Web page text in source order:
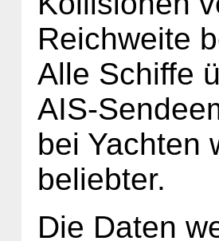
Reichweite
Alle Schiffe
AIS-
bei Yachten
beliebter.
Die Daten